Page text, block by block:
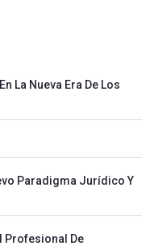
La Nueva Era De Los
Paradigma Jurídico Y
Profesional De